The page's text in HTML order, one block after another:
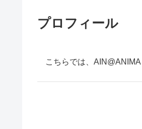
プロフィール
こちらでは、AIN@ANIMA